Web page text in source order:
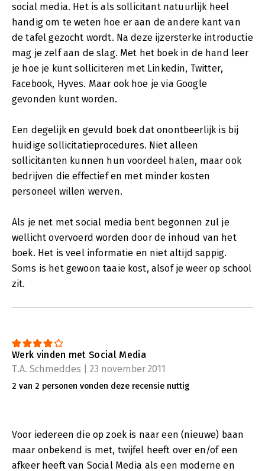
social media. Het is als sollicitant natuurlijk heel
handig om te weten hoe er aan de andere kant van
de tafel gezocht wordt. Na deze ijzersterke introductie
mag je zelf aan de slag. Met het boek in de hand leer
je hoe je kunt solliciteren met Linkedin, Twitter,
Facebook, Hyves. Maar ook hoe je via Google
gevonden kunt worden.
Een degelijk en gevuld boek dat onontbeerlijk is bij
huidige sollicitatieprocedures. Niet alleen
sollicitanten kunnen hun voordeel halen, maar ook
bedrijven die effectief en met minder kosten
personeel willen werven.
Als je net met social media bent begonnen zul je
wellicht overvoerd worden door de inhoud van het
boek. Het is veel informatie en niet altijd sappig.
Soms is het gewoon taaie kost, alsof je weer op school
zit.
Werk vinden met Social Media
T.A. Schmeddes | 23 november 2011
2 van 2 personen vonden deze recensie nuttig
Voor iedereen die op zoek is naar een (nieuwe) baan
maar onbekend is met, twijfel heeft over en/of een
afkeer heeft van Social Media als een moderne en